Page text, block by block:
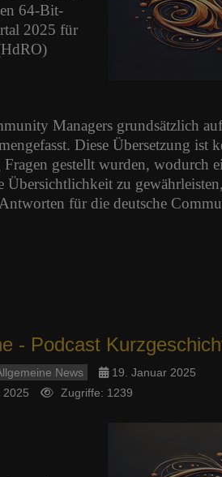
64-Bit-
2025 für
Managers grundsätzlich
Diese Übersetzung ist
gestellt wurden, wodurch
zu
für die deutsche
- Podcast
News
19. Januar 2025
2025
Zugriffe: 1239